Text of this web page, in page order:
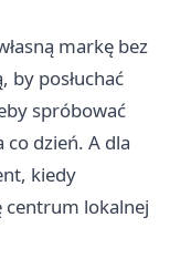
markę bez
by posłuchać
spróbować
dzień. A dla
kiedy
centrum lokalnej